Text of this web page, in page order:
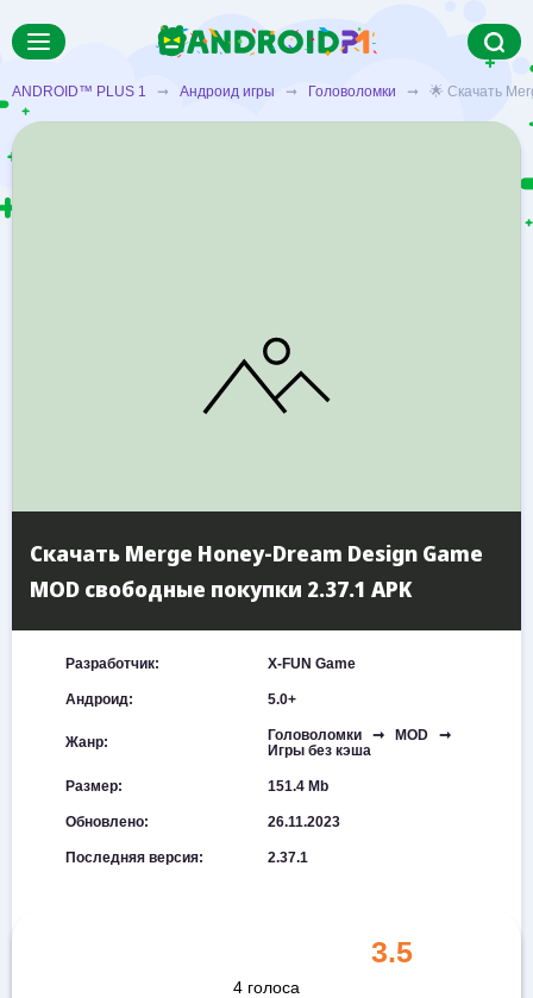
ANDROID™ PLUS 1 ➞ Андроид игры ➞ Головоломки ➞ 🌟 Скачать
Скачать Merge Honey-Dream Design Game
MOD свободные покупки 2.37.1 APK
Разработчик: X-FUN Game
Андроид: 5.0+
Жанр:
Головоломки ➞ MOD ➞
Игры без кэша
Размер: 151.4 Mb
Обновлено: 26.11.2023
Последняя версия: 2.37.1
3.5
4 голоса